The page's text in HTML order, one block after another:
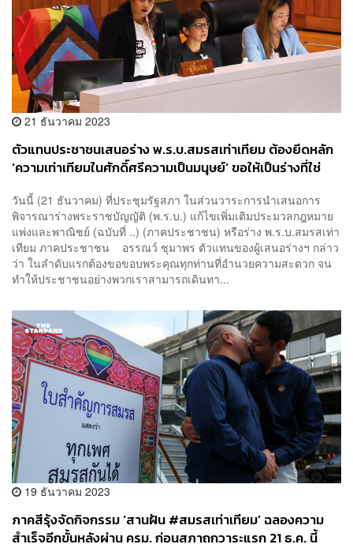
21 ธันวาคม 2023
ตัวแทนประชาชนเสนอร่าง พ.ร.บ.สมรสเท่าเทียม ต้องยึดหลัก
‘ความเท่าเทียมในศักดิ์ศรีความเป็นมนุษย์’ ขอให้เป็นร่างที่ใช่
วันนี้ (21 ธันวาคม) ที่ประชุมรัฐสภา ในส่วนวาระการนำเสนอการ
พิจารณาร่างพระราชบัญญัติ (พ.ร.บ.) แก้ไขเพิ่มเติมประมวลกฎหมาย
แพ่งและพาณิชย์ (ฉบับที่ ..) (ภาคประชาชน) หรือร่าง พ.ร.บ.สมรสเท่า
เทียม ภาคประชาชน อรรณว์ ชุมาพร ตัวแทนของผู้เสนอร่างฯ กล่าว
ว่า ในลำดับแรกต้องขอขอบพระคุณทุกท่านที่อำนวยความสะดวก จน
ทำให้ประชาชนอย่างพวกเราสามารถเดินทา...
19 ธันวาคม 2023
ภาคสีรุ้งจัดกิจกรรม ‘สานฝัน #สมรสเท่าเทียม’ ฉลองความ
สำเร็จอีกขั้นหลังผ่าน ครม. ก่อนสภาถกวาระแรก 21 ธ.ค. นี้